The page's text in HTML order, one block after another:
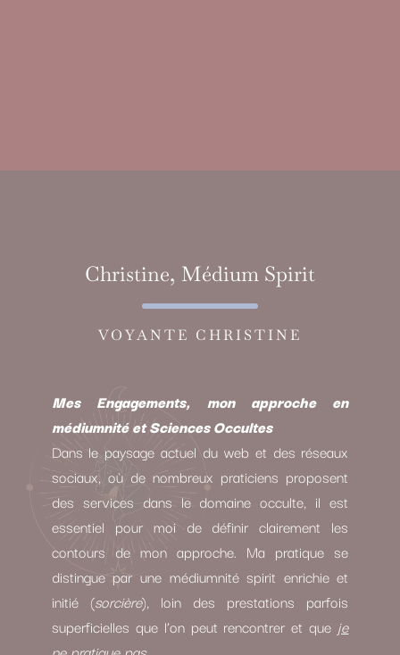
Christine, Médium Spirit
VOYANTE CHRISTINE
Mes Engagements, mon approche en
médiumnité et Sciences Occultes
Dans le paysage actuel du web et des réseaux
sociaux, où de nombreux praticiens proposent
des services dans le domaine occulte, il est
essentiel pour moi de définir clairement les
contours de mon approche. Ma pratique se
distingue par une médiumnité spirit enrichie et
initié (sorcière), loin des prestations parfois
superficielles que l’on peut rencontrer et que je